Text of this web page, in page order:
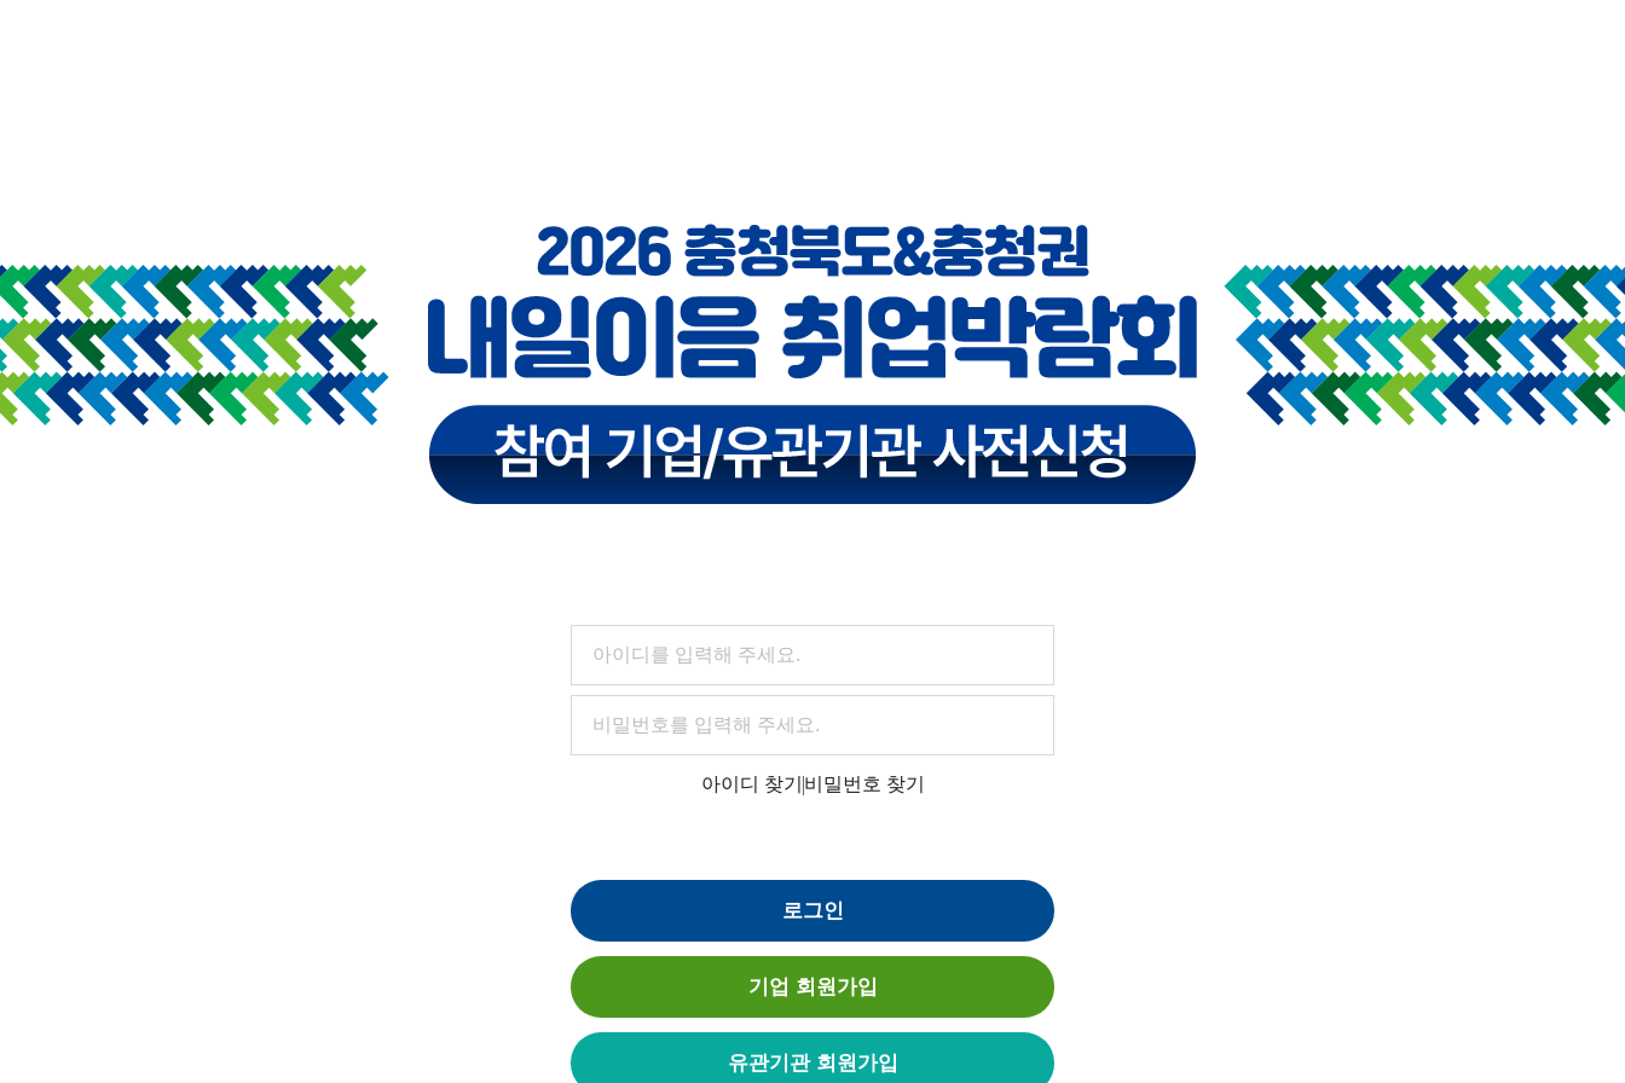
아이디 찾기 비밀번호 찾기
로그인
기업 회원가입
유관기관 회원가입